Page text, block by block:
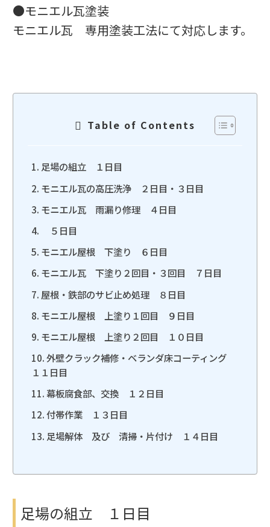
●モニエル瓦塗装
モニエル瓦 専用塗装工法にて対応します。
Table of Contents
足場の組立 １日目
モニエル瓦の高圧洗浄 ２日目・３日目
モニエル瓦 雨漏り修理 ４日目
５日目
モニエル屋根 下塗り ６日目
モニエル瓦 下塗り２回目・３回目 ７日目
屋根・鉄部のサビ止め処理 ８日目
モニエル屋根 上塗り１回目 ９日目
モニエル屋根 上塗り２回目 １０日目
外壁クラック補修・ベランダ床コーティング
１１日目
幕板腐食部、交換 １２日目
付帯作業 １３日目
足場解体 及び 清掃・片付け １４日目
足場の組立 １日目